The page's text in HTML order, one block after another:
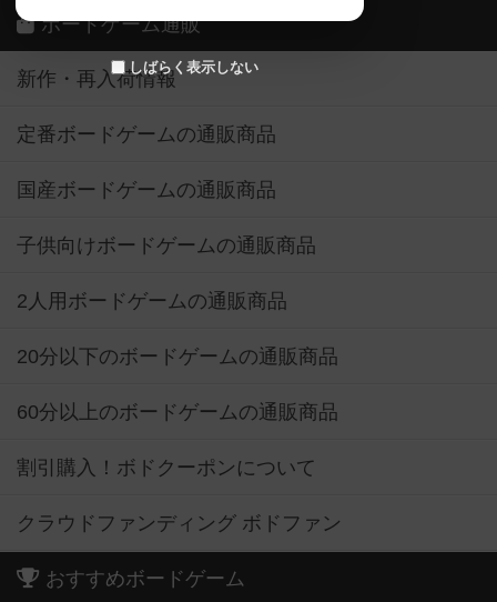
しばらく表示しない
ボードゲーム通販
新作・再入荷情報
定番ボードゲームの通販商品
国産ボードゲームの通販商品
子供向けボードゲームの通販商品
2人用ボードゲームの通販商品
20分以下のボードゲームの通販商品
60分以上のボードゲームの通販商品
割引購入！ボドクーポンについて
クラウドファンディング ボドファン
おすすめボードゲーム